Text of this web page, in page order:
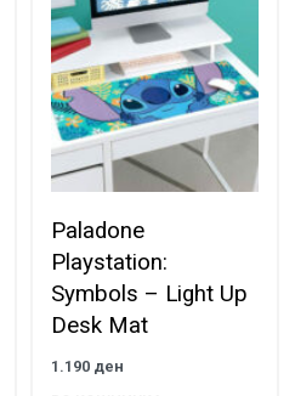
Paladone
Playstation:
Symbols – Light Up
Desk Mat
1.190 ден